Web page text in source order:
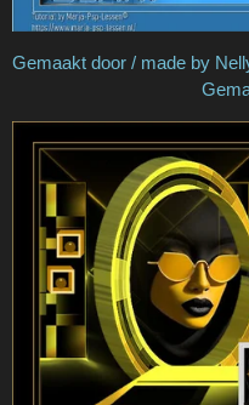
Gemaakt door
Gemaakt door /